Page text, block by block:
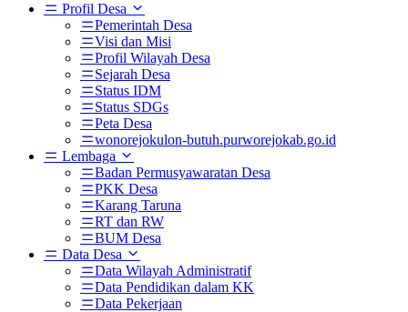
Profil Desa
Pemerintah Desa
Visi dan Misi
Profil Wilayah Desa
Sejarah Desa
Status IDM
Status SDGs
Peta Desa
wonorejokulon-butuh.purworejokab.go.id
Lembaga
Badan Permusyawaratan Desa
PKK Desa
Karang Taruna
RT dan RW
BUM Desa
Data Desa
Data Wilayah Administratif
Data Pendidikan dalam KK
Data Pekerjaan